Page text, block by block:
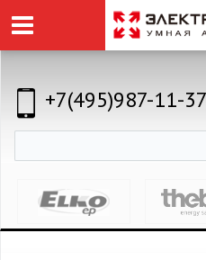
+7(495)987-11-37